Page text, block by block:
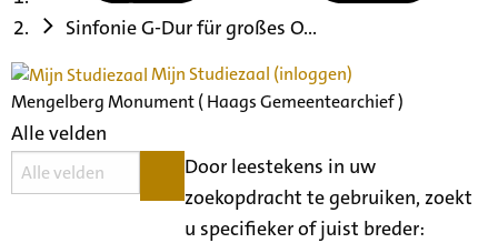
Sinfonie G-Dur für großes O...
Mijn Studiezaal (inloggen)
Mengelberg Monument ( Haags Gemeentearchief )
Alle velden
Door leestekens in uw
zoekopdracht te gebruiken, zoekt
u specifieker of juist breder: